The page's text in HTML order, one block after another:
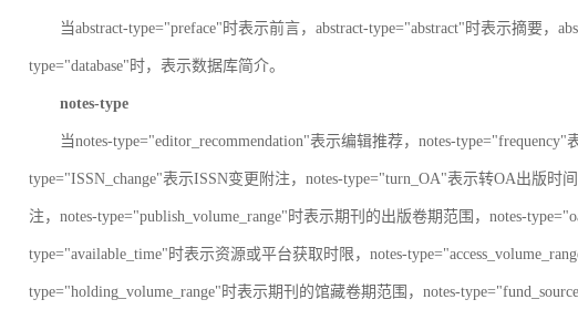
当abstract-type="preface"时表示前言，abstract-type="abstract"时表示摘要，
type="database"时，表示数据库简介。
notes-type
当notes-type="editor_recommendation"表示编辑推荐，notes-
type="ISSN_change"表示ISSN变更附注，notes-type="turn_OA"表示转OA出版时
注，notes-type="publish_volume_range"时表示期刊的出版卷期范围，notes-
type="available_time"时表示资源或平台获取时限，notes-
type="holding_volume_range"时表示期刊的馆藏卷期范围，notes-